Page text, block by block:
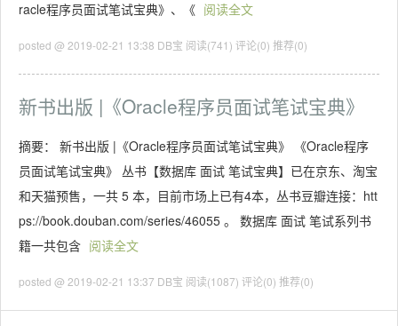
racle程序员面试笔试宝典》、《 阅读全文
posted @ 2019-02-21 13:38 DB宝 阅读(741) 评论(0) 推荐(0)
新书出版 |《Oracle程序员面试笔试宝典》
摘要： 新书出版 |《Oracle程序员面试笔试宝典》 《Oracle程序
员面试笔试宝典》 丛书【数据库 面试 笔试宝典】已在京东、淘宝
和天猫预售，一共 5 本，目前市场上已有4本，丛书豆瓣连接：htt
ps://book.douban.com/series/46055 。 数据库 面试 笔试系列书
籍一共包含 阅读全文
posted @ 2019-02-21 13:37 DB宝 阅读(1087) 评论(0) 推荐(0)